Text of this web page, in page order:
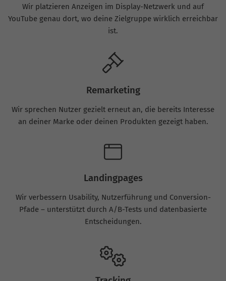
Wir platzieren Anzeigen im Display-Netzwerk und auf
YouTube genau dort, wo deine Zielgruppe wirklich erreichbar
ist.
Remarketing
Wir sprechen Nutzer gezielt erneut an, die bereits Interesse
an deiner Marke oder deinen Produkten gezeigt haben.
Landingpages
Wir verbessern Usability, Nutzerführung und Conversion-
Pfade – unterstützt durch A/B-Tests und datenbasierte
Entscheidungen.